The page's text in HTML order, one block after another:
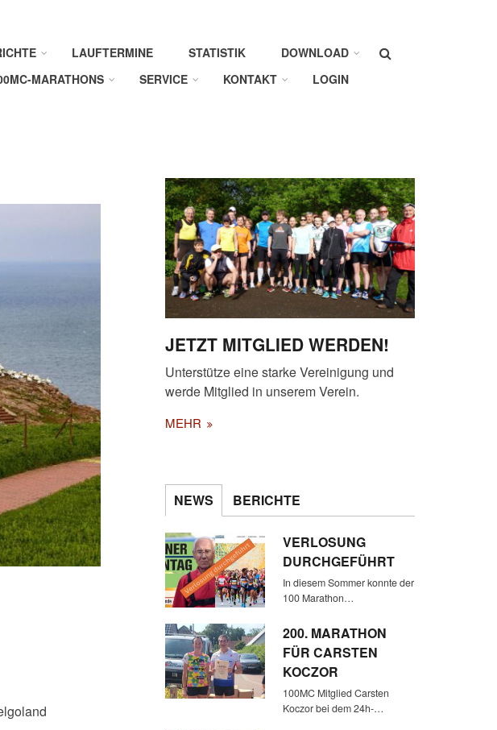
Suche
LAUFTERMINE STATISTIK
DOWNLOAD
MARATHONS
SERVICE KONTAKT LOGIN
JETZT MITGLIED WERDEN!
Unterstütze eine starke Vereinigung und
werde Mitglied in unserem Verein.
MEHR
NEWS BERICHTE
VERLOSUNG
DURCHGEFÜHRT
In diesem Sommer konnte der
100 Marathon…
200. MARATHON
FÜR CARSTEN
KOCZOR
100MC Mitglied Carsten
Koczor bei dem 24h-…